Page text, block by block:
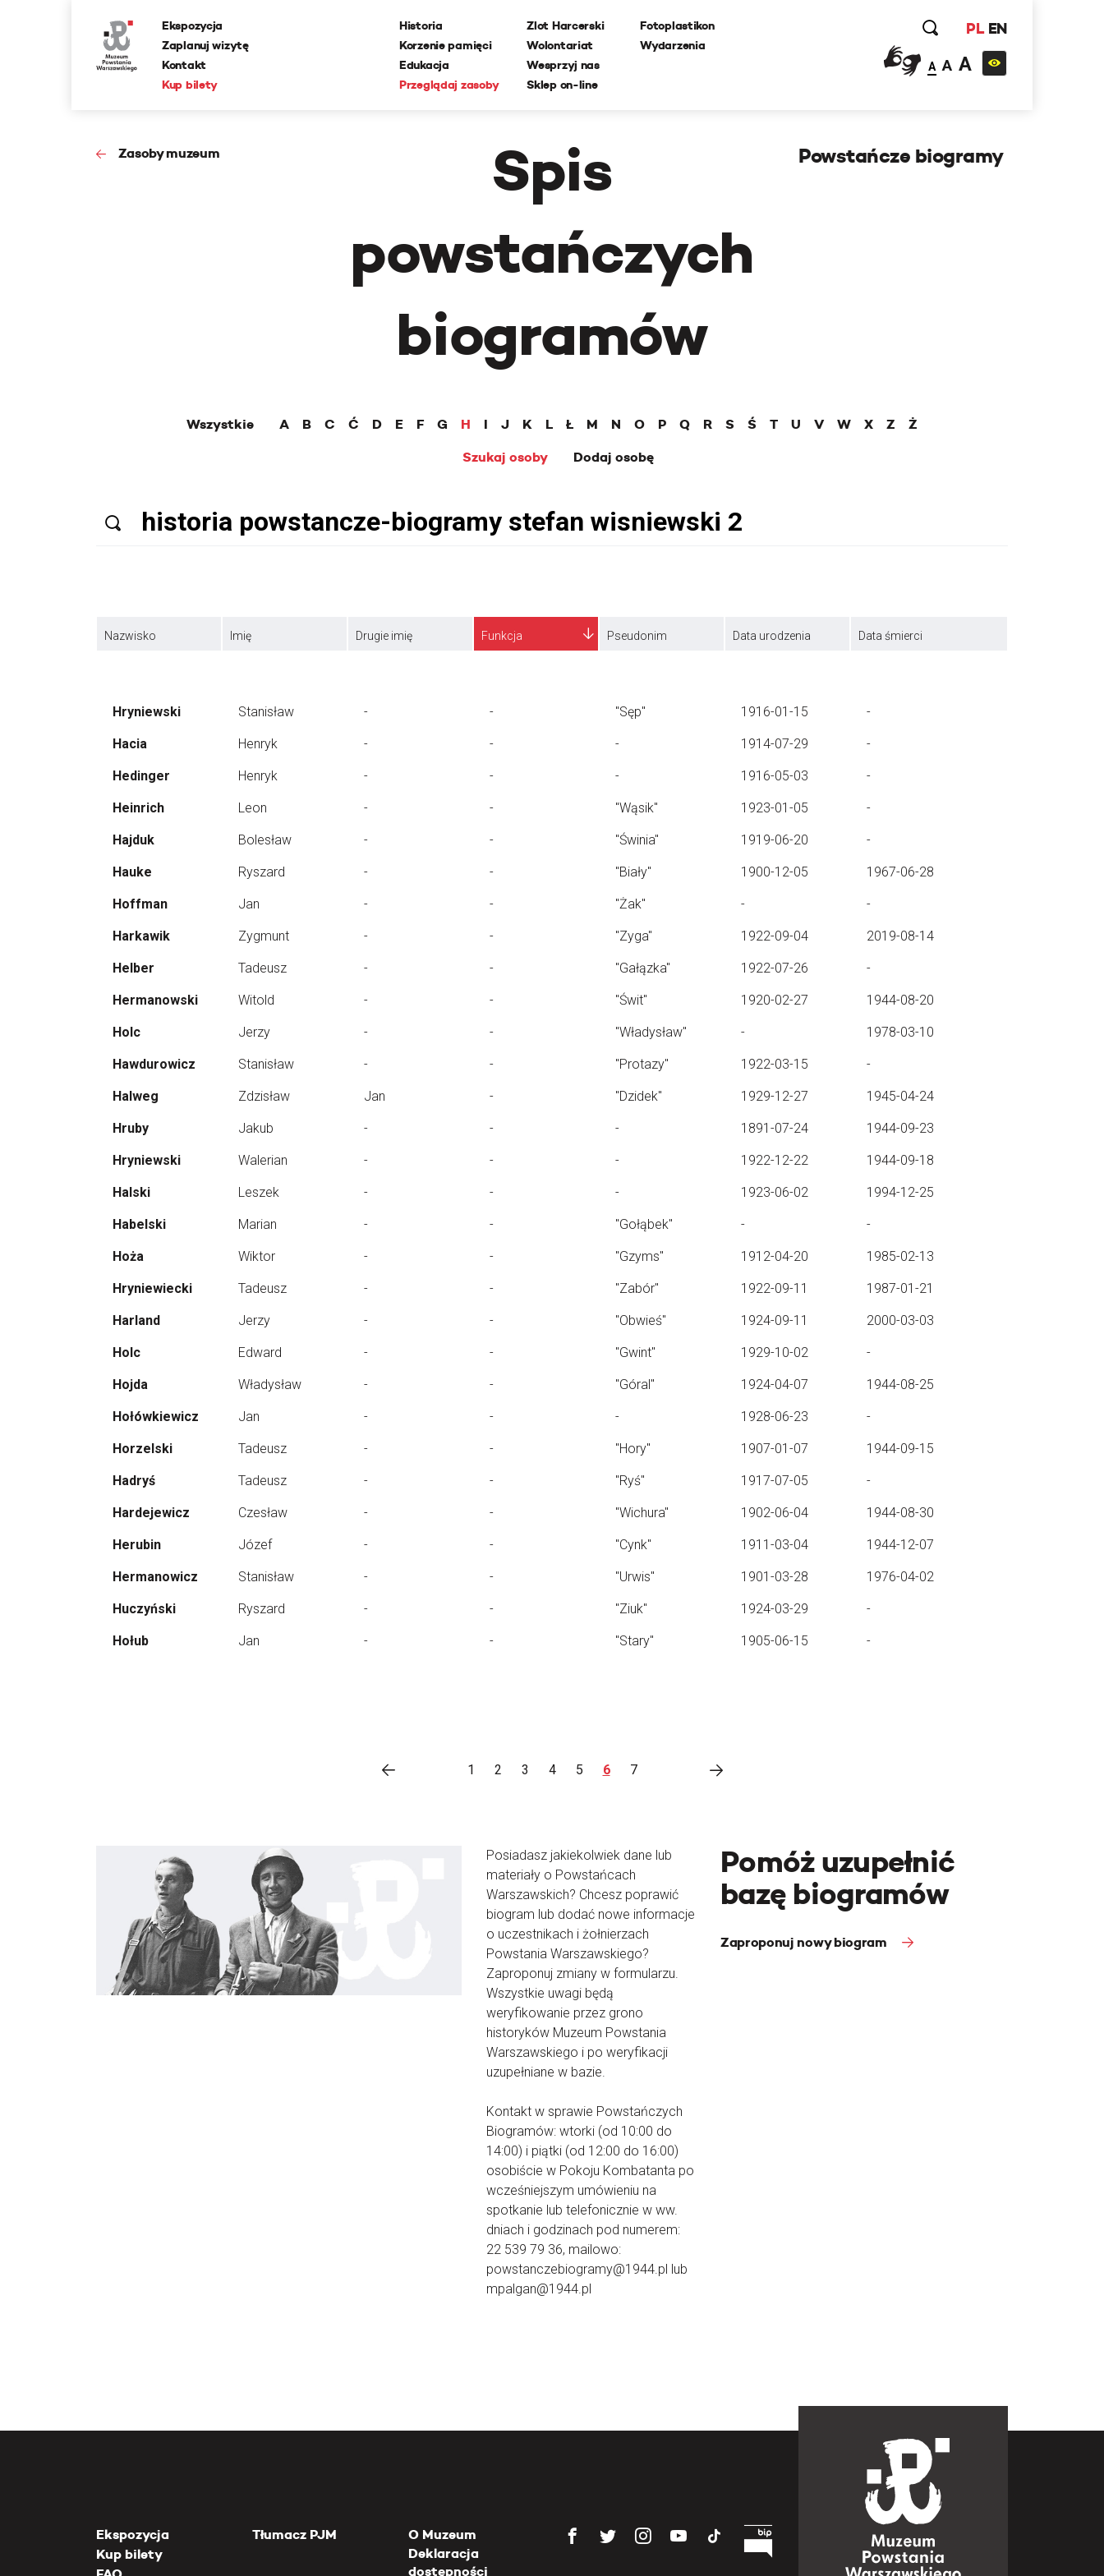
Ekspozycja
Zaplanuj wizytę
Kontakt
Kup bilety
Historia
Korzenie pamięci
Edukacja
Przeglądaj zasoby
Zlot Harcerski
Wolontariat
Wesprzyj nas
Sklep on-line
Fotoplastikon
Wydarzenia
PL EN
A A A
Zasoby muzeum
Spis
powstańczych
biogramów
Powstańcze biogramy
Wszystkie A B C Ć D E F G H I J K L Ł M N O P Q R S Ś T U V W X Z
Ż
Szukaj osoby
Dodaj osobę
Nazwisko Imię Drugie imię Funkcja Pseudonim Data urodzenia Data śmierci
Hryniewski Stanisław - - "Sęp" 1916-01-15 -
Hacia Henryk - - - 1914-07-29 -
Hedinger Henryk - - - 1916-05-03 -
Heinrich Leon - - "Wąsik" 1923-01-05 -
Hajduk Bolesław - - "Świnia" 1919-06-20 -
Hauke Ryszard - - "Biały" 1900-12-05 1967-06-28
Hoffman Jan - - "Żak" - -
Harkawik Zygmunt - - "Zyga" 1922-09-04 2019-08-14
Helber Tadeusz - - "Gałązka" 1922-07-26 -
Hermanowski Witold - - "Świt" 1920-02-27 1944-08-20
Holc Jerzy - - "Władysław" - 1978-03-10
Hawdurowicz Stanisław - - "Protazy" 1922-03-15 -
Halweg Zdzisław Jan - "Dzidek" 1929-12-27 1945-04-24
Hruby Jakub - - - 1891-07-24 1944-09-23
Hryniewski Walerian - - - 1922-12-22 1944-09-18
Halski Leszek - - - 1923-06-02 1994-12-25
Habelski Marian - - "Gołąbek" - -
Hoża Wiktor - - "Gzyms" 1912-04-20 1985-02-13
Hryniewiecki Tadeusz - - "Zabór" 1922-09-11 1987-01-21
Harland Jerzy - - "Obwieś" 1924-09-11 2000-03-03
Holc Edward - - "Gwint" 1929-10-02 -
Hojda Władysław - - "Góral" 1924-04-07 1944-08-25
Hołówkiewicz Jan - - - 1928-06-23 -
Horzelski Tadeusz - - "Hory" 1907-01-07 1944-09-15
Hadryś Tadeusz - - "Ryś" 1917-07-05 -
Hardejewicz Czesław - - "Wichura" 1902-06-04 1944-08-30
Herubin Józef - - "Cynk" 1911-03-04 1944-12-07
Hermanowicz Stanisław - - "Urwis" 1901-03-28 1976-04-02
Huczyński Ryszard - - "Ziuk" 1924-03-29 -
Hołub Jan - - "Stary" 1905-06-15 -
1 2 3 4 5 6 7
Posiadasz jakiekolwiek dane lub
materiały o Powstańcach
Warszawskich? Chcesz poprawić
biogram lub dodać nowe informacje
o uczestnikach i żołnierzach
Powstania Warszawskiego?
Zaproponuj zmiany w formularzu.
Wszystkie uwagi będą
weryfikowanie przez grono
historyków Muzeum Powstania
Warszawskiego i po weryfikacji
uzupełniane w bazie.
Kontakt w sprawie Powstańczych
Biogramów: wtorki (od 10:00 do
14:00) i piątki (od 12:00 do 16:00)
osobiście w Pokoju Kombatanta po
wcześniejszym umówieniu na
spotkanie lub telefonicznie w ww.
dniach i godzinach pod numerem:
22 539 79 36, mailowo:
powstanczebiogramy@1944.pl lub
mpalgan@1944.pl
Pomóż uzupełnić
bazę biogramów
Zaproponuj nowy biogram
Ekspozycja
Kup bilety
Tłumacz PJM
O Muzeum
Deklaracja
dostępności